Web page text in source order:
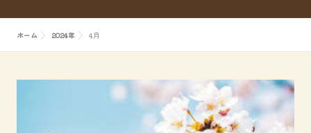
キ
サービスメニュー スタッフ紹介
ホーム 2024年 4月